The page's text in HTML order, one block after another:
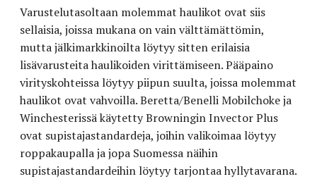
Varustelutasoltaan molemmat haulikot ovat siis
sellaisia, joissa mukana on vain välttämättömin,
mutta jälkimarkkinoilta löytyy sitten erilaisia
lisävarusteita haulikoiden virittämiseen. Pääpaino
virityskohteissa löytyy piipun suulta, joissa molemmat
haulikot ovat vahvoilla. Beretta/Benelli Mobilchoke ja
Winchesterissä käytetty Browningin Invector Plus
ovat supistajastandardeja, joihin valikoimaa löytyy
roppakaupalla ja jopa Suomessa näihin
supistajastandardeihin löytyy tarjontaa hyllytavarana.